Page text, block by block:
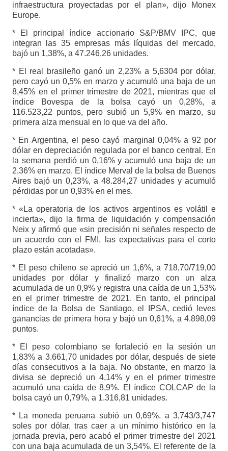
infraestructura proyectadas por el plan», dijo Monex
Europe.
* El principal índice accionario S&P/BMV IPC, que
integran las 35 empresas más líquidas del mercado,
bajó un 1,38%, a 47.246,26 unidades.
* El real brasileño ganó un 2,23% a 5,6304 por dólar,
pero cayó un 0,5% en marzo y acumuló una baja de un
8,45% en el primer trimestre de 2021, mientras que el
índice Bovespa de la bolsa cayó un 0,28%, a
116.523,22 puntos, pero subió un 5,9% en marzo, su
primera alza mensual en lo que va del año.
* En Argentina, el peso cayó marginal 0,04% a 92 por
dólar en depreciación regulada por el banco central. En
la semana perdió un 0,16% y acumuló una baja de un
2,36% en marzo. El índice Merval de la bolsa de Buenos
Aires bajó un 0,23%, a 48.284,27 unidades y acumuló
pérdidas por un 0,93% en el mes.
* «La operatoria de los activos argentinos es volátil e
incierta», dijo la firma de liquidación y compensación
Neix y afirmó que «sin precisión ni señales respecto de
un acuerdo con el FMI, las expectativas para el corto
plazo están acotadas».
* El peso chileno se apreció un 1,6%, a 718,70/719,00
unidades por dólar y finalizó marzo con un alza
acumulada de un 0,9% y registra una caída de un 1,53%
en el primer trimestre de 2021. En tanto, el principal
índice de la Bolsa de Santiago, el IPSA, cedió leves
ganancias de primera hora y bajó un 0,61%, a 4.898,09
puntos.
* El peso colombiano se fortaleció en la sesión un
1,83% a 3.661,70 unidades por dólar, después de siete
días consecutivos a la baja. No obstante, en marzo la
divisa se depreció un 4,14% y en el primer trimestre
acumuló una caída de 8,9%. El índice COLCAP de la
bolsa cayó un 0,79%, a 1.316,81 unidades.
* La moneda peruana subió un 0,69%, a 3,743/3,747
soles por dólar, tras caer a un mínimo histórico en la
jornada previa, pero acabó el primer trimestre del 2021
con una baja acumulada de un 3,54%. El referente de la